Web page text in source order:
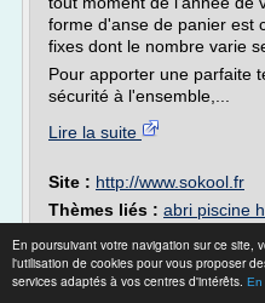
En poursuivant votre navigation sur ce site,
l'utilisation de cookies pour vous proposer
services adaptés à vos centres d'intérêts. En
forme d'anse de panier est
fixes dont le nombre varie
Pour apporter une parfaite
sécurité à l'ensemble,...
Lire la suite
Site : http://www.sokool.fr
Thèmes liés : abri piscine
haut/ abri piscine
Abri de piscine :